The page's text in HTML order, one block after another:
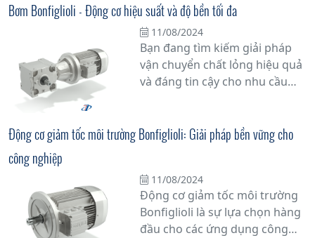
cách linh hoạt và chính xác,
biến tần 3 pha không chỉ giúp
tối ưu hóa hiệu suất hoạt động
mà còn tiết kiệm năng lượng
đáng kể.
Bơm Bonfiglioli - Động cơ hiệu suất và độ bền tối đa
11/08/2024
Bạn đang tìm kiếm giải pháp
vận chuyển chất lỏng hiệu quả
và đáng tin cậy cho nhu cầu
pháp đa dạng và tiên tiến cho
Động cơ giảm tốc môi trường Bonfiglioli: Giải pháp bền vững cho
công nghiệp
11/08/2024
Động cơ giảm tốc môi trường
Bonfiglioli là sự lựa chọn hàng
đầu cho các ứng dụng công